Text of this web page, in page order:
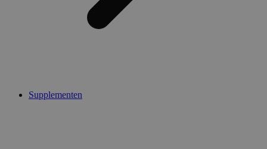
Supplementen